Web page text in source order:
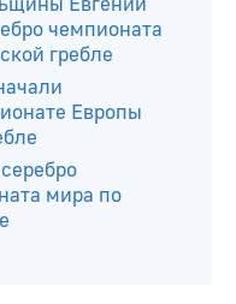
чемпионата
гребле
Европы
мира по